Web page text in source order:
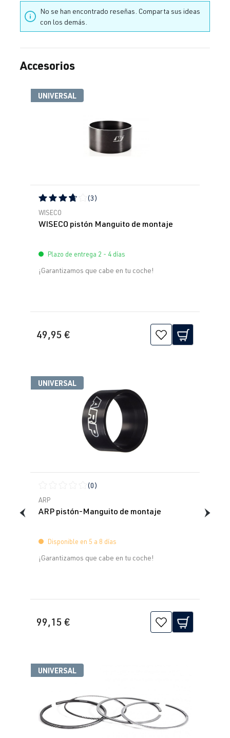
No se han encontrado reseñas. Comparta sus ideas
con los demás.
Omitir la galería de productos
Accesorios
UNIVERSAL
Calificación promedio de 3.67 de 5 estrellas
(3)
WISECO
WISECO pistón Manguito de montaje
Plazo de entrega 2 - 4 días
¡Garantizamos que cabe en tu coche!
49,95 €
UNIVERSAL
Calificación promedio de 0 de 5 estrellas
(0)
ARP
ARP pistón-Manguito de montaje
Disponible en 5 a 8 días
¡Garantizamos que cabe en tu coche!
99,15 €
UNIVERSAL